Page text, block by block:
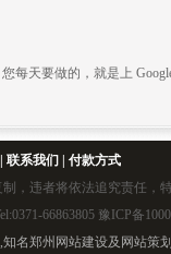
每天要做的，就是上
联系我们
付款方式
，违者将依法追究责任，特
66863805 豫ICP备
名郑州网站建设及 网站策划